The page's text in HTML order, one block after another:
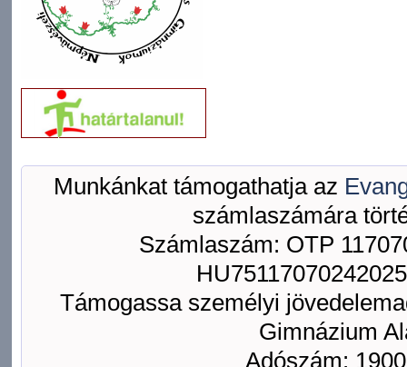
Munkánkat támogathatja az
számlaszámára
Számlaszám: OTP
Támogassa személyi
Gimnázium
Adószám: